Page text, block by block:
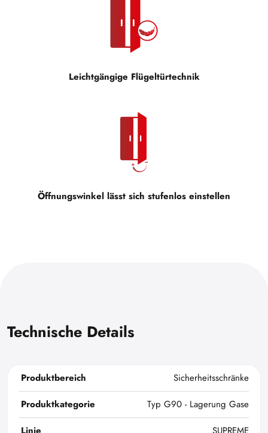
Leichtgängige Flügeltürtechnik
Öffnungswinkel lässt sich stufenlos einstellen
Technische Details
Produktbereich
Sicherheitsschränke
Produktkategorie
Typ G90 - Lagerung Gase